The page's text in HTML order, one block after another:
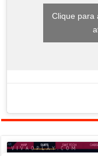
Clique para